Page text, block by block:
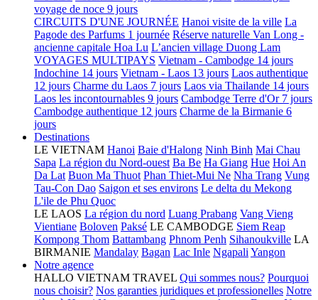
voyage de noce 9 jours
CIRCUITS D'UNE JOURNÉE Hanoi visite de la ville La
Pagode des Parfums 1 journée Réserve naturelle Van Long -
ancienne capitale Hoa Lu L’ancien village Duong Lam
VOYAGES MULTIPAYS Vietnam - Cambodge 14 jours
Indochine 14 jours Vietnam - Laos 13 jours Laos authentique
12 jours Charme du Laos 7 jours Laos via Thailande 14 jours
Laos les incontournables 9 jours Cambodge Terre d'Or 7 jours
Cambodge authentique 12 jours Charme de la Birmanie 6
jours
Destinations
LE VIETNAM Hanoi Baie d'Halong Ninh Binh Mai Chau
Sapa La région du Nord-ouest Ba Be Ha Giang Hue Hoi An
Da Lat Buon Ma Thuot Phan Thiet-Mui Ne Nha Trang Vung
Tau-Con Dao Saigon et ses environs Le delta du Mekong
L'ile de Phu Quoc
LE LAOS La région du nord Luang Prabang Vang Vieng
Vientiane Boloven Paksé LE CAMBODGE Siem Reap
Kompong Thom Battambang Phnom Penh Sihanoukville LA
BIRMANIE Mandalay Bagan Lac Inle Ngapali Yangon
Notre agence
HALLO VIETNAM TRAVEL Qui sommes nous? Pourquoi
nous choisir? Nos garanties juridiques et professionelles Notre